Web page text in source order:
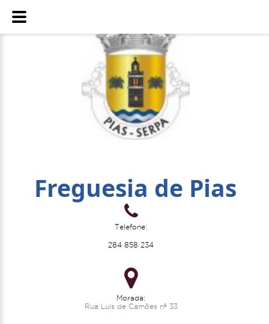
Freguesia de Pias
Telefone:
284 858 234
Morada:
Rua Luís de Camões nº 33